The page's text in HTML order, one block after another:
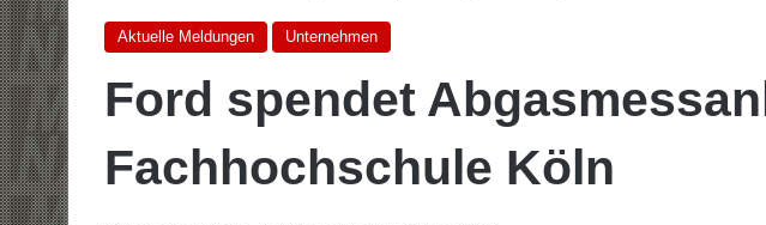
Aktuelle Meldungen Unternehmen
Ford spendet
Fachhochschule Köln